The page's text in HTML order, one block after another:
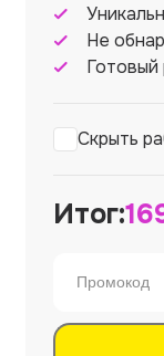
Не
Скрыть
Итог: